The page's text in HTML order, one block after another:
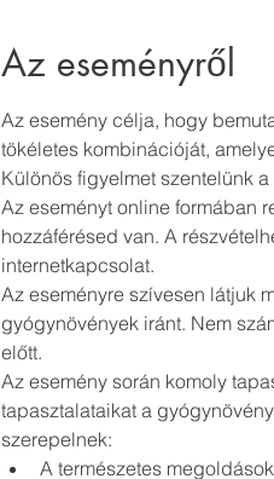
Az eseményről
Az esemény célja, hogy
tökéletes kombinációját,
Különös figyelmet szentelünk
Az eseményt online formában
hozzáférésed van. A
internetkapcsolat.
Az eseményre szívesen látjuk
gyógynövények iránt. Nem
előtt.
Az esemény során komoly
tapasztalataikat a
szerepelnek:
A természetes